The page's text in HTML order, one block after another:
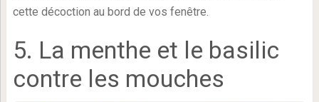
cette décoction au bord de vos fenêtre.
5. La menthe et le basilic
contre les mouches